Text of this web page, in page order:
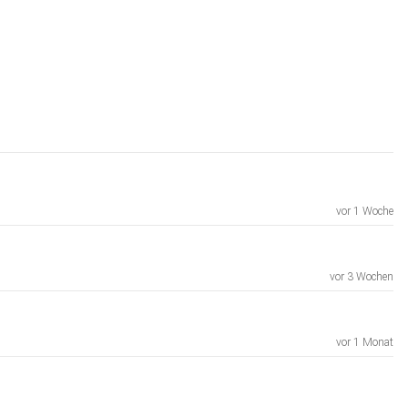
vor 1 Woche
vor 3 Wochen
vor 1 Monat